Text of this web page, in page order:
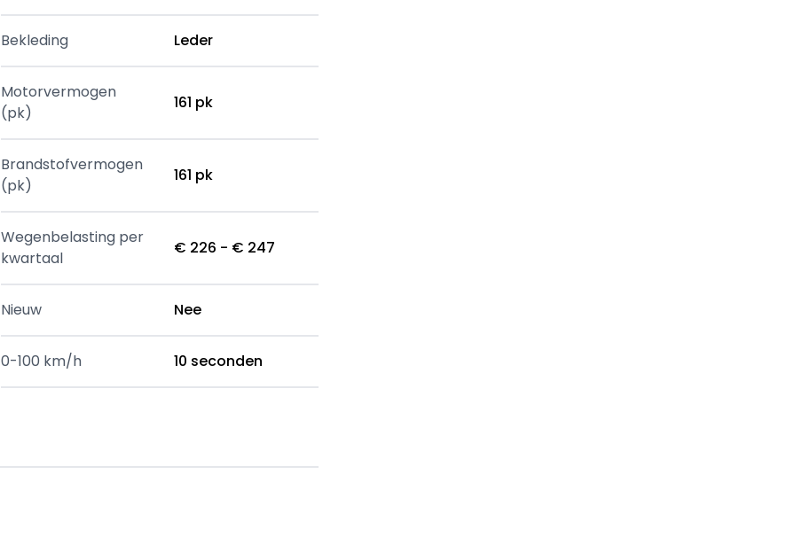
Bekleding Leder
Motorvermogen
(pk)
161 pk
Brandstofvermogen
(pk)
161 pk
Wegenbelasting per
kwartaal
€ 226 - € 247
Nieuw Nee
0-100 km/h 10 seconden